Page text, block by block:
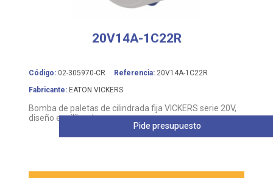
20V14A-1C22R
Código: 02-305970-CR Referencia: 20V14A-1C22R
Fabricante: EATON VICKERS
Bomba de paletas de cilindrada fija VICKERS serie 20V,
diseño equilibrado
Pide presupuesto